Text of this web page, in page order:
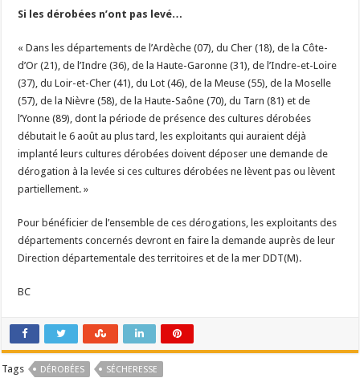
Si les dérobées n’ont pas levé…
« Dans les départements de l’Ardèche (07), du Cher (18), de la Côte-
d’Or (21), de l’Indre (36), de la Haute-Garonne (31), de l’Indre-et-Loire
(37), du Loir-et-Cher (41), du Lot (46), de la Meuse (55), de la Moselle
(57), de la Nièvre (58), de la Haute-Saône (70), du Tarn (81) et de
l’Yonne (89), dont la période de présence des cultures dérobées
débutait le 6 août au plus tard, les exploitants qui auraient déjà
implanté leurs cultures dérobées doivent déposer une demande de
dérogation à la levée si ces cultures dérobées ne lèvent pas ou lèvent
partiellement. »
Pour bénéficier de l’ensemble de ces dérogations, les exploitants des
départements concernés devront en faire la demande auprès de leur
Direction départementale des territoires et de la mer DDT(M).
BC
Tags DÉROBÉES SÉCHERESSE